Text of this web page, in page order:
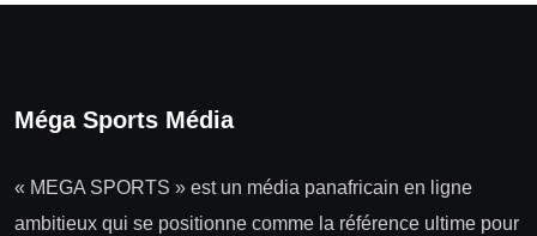
Méga Sports Média
« MEGA SPORTS » est un média panafricain en ligne
ambitieux qui se positionne comme la référence ultime pour